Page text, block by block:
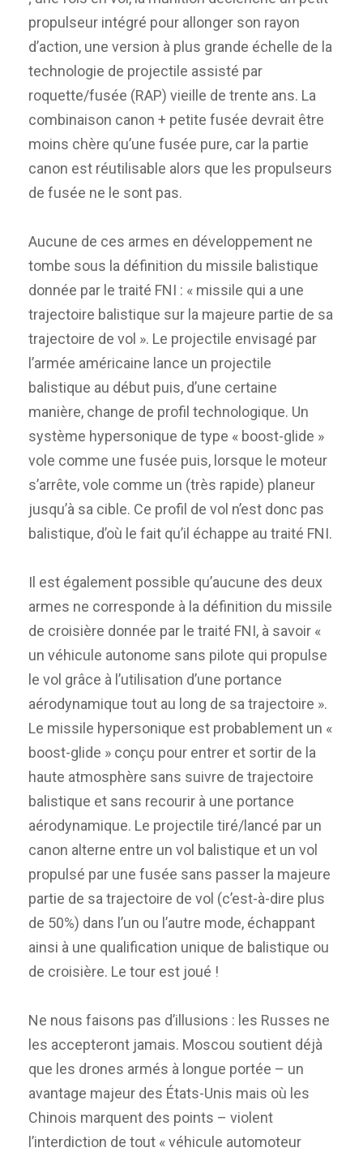
propulseur intégré pour allonger son rayon
d’action, une version à plus grande échelle de la
technologie de projectile assisté par
roquette/fusée (RAP) vieille de trente ans. La
combinaison canon + petite fusée devrait être
moins chère qu’une fusée pure, car la partie
canon est réutilisable alors que les propulseurs
de fusée ne le sont pas.
Aucune de ces armes en développement ne
tombe sous la définition du missile balistique
donnée par le traité FNI : « missile qui a une
trajectoire balistique sur la majeure partie de sa
trajectoire de vol ». Le projectile envisagé par
l’armée américaine lance un projectile
balistique au début puis, d’une certaine
manière, change de profil technologique. Un
système hypersonique de type « boost-glide »
vole comme une fusée puis, lorsque le moteur
s’arrête, vole comme un (très rapide) planeur
jusqu’à sa cible. Ce profil de vol n’est donc pas
balistique, d’où le fait qu’il échappe au traité FNI.
Il est également possible qu’aucune des deux
armes ne corresponde à la définition du missile
de croisière donnée par le traité FNI, à savoir «
un véhicule autonome sans pilote qui propulse
le vol grâce à l’utilisation d’une portance
aérodynamique tout au long de sa trajectoire ».
Le missile hypersonique est probablement un «
boost-glide » conçu pour entrer et sortir de la
haute atmosphère sans suivre de trajectoire
balistique et sans recourir à une portance
aérodynamique. Le projectile tiré/lancé par un
canon alterne entre un vol balistique et un vol
propulsé par une fusée sans passer la majeure
partie de sa trajectoire de vol (c’est-à-dire plus
de 50%) dans l’un ou l’autre mode, échappant
ainsi à une qualification unique de balistique ou
de croisière. Le tour est joué !
Ne nous faisons pas d’illusions : les Russes ne
les accepteront jamais. Moscou soutient déjà
que les drones armés à longue portée – un
avantage majeur des États-Unis mais où les
Chinois marquent des points – violent
l’interdiction de tout « véhicule automoteur